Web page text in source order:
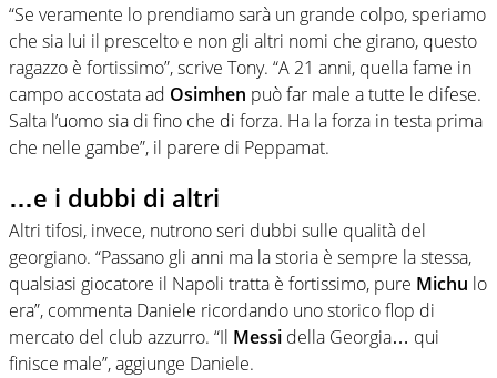
“Se veramente lo prendiamo sarà un grande colpo, speriamo
che sia lui il prescelto e non gli altri nomi che girano, questo
ragazzo è fortissimo”, scrive Tony. “A 21 anni, quella fame in
campo accostata ad Osimhen può far male a tutte le difese.
Salta l’uomo sia di fino che di forza. Ha la forza in testa prima
che nelle gambe”, il parere di Peppamat.
…e i dubbi di altri
Altri tifosi, invece, nutrono seri dubbi sulle qualità del
georgiano. “Passano gli anni ma la storia è sempre la stessa,
qualsiasi giocatore il Napoli tratta è fortissimo, pure Michu lo
era”, commenta Daniele ricordando uno storico flop di
mercato del club azzurro. “Il Messi della Georgia… qui
finisce male”, aggiunge Daniele.